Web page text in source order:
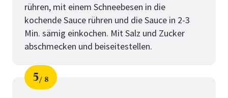
rühren, mit einem Schneebesen in die
kochende Sauce rühren und die Sauce in 2-3
Min. sämig einkochen. Mit Salz und Zucker
abschmecken und beiseitestellen.
Schritt
5
von
8